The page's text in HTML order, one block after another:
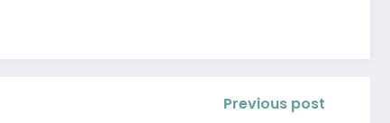
Previous post